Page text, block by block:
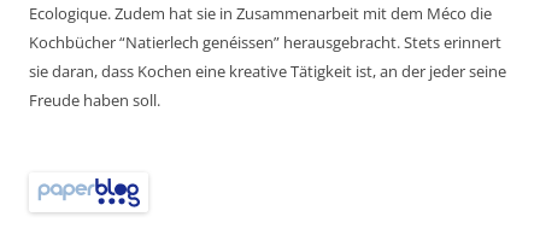
Ecologique. Zudem hat sie in Zusammenarbeit mit dem Méco die
Kochbücher “Natierlech genéissen” herausgebracht. Stets erinnert
sie daran, dass Kochen eine kreative Tätigkeit ist, an der jeder seine
Freude haben soll.